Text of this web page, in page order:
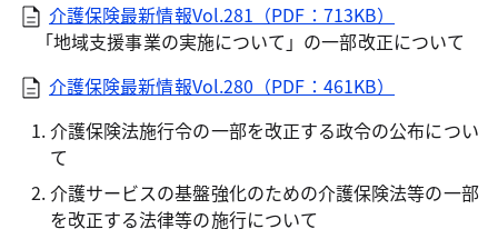
介護保険最新情報Vol.281（PDF：713KB）
「地域支援事業の実施について」の一部改正について
介護保険最新情報Vol.280（PDF：461KB）
介護保険法施行令の一部を改正する政令の公布につい
て
介護サービスの基盤強化のための介護保険法等の一部
を改正する法律等の施行について